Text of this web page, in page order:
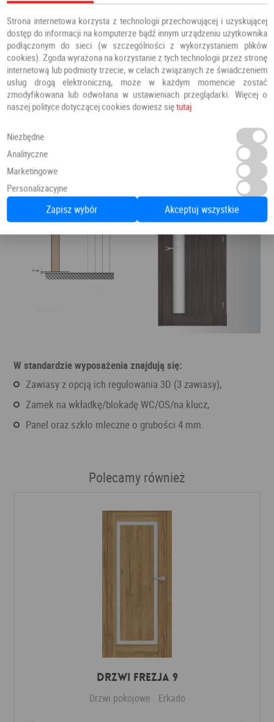
W standardzie wyposażenia znajdują się:
zawiasy z opcją ich regulowania 3D (3 zawiasy),
zamek na wkładkę/blokadę WC/OS/na klucz,
panel oraz szkło mleczne o grubości 4 mm.
Polecamy również
DRZWI FREZJA 9
Drzwi pokojowe Erkado
Strona internetowa korzysta z technologii przechowującej i uzyskującej
dostęp do informacji na komputerze bądź innym urządzeniu użytkownika
podłączonym do sieci (w szczególności z wykorzystaniem plików
cookies). Zgoda wyrażona na korzystanie z tych technologii przez stronę
internetową lub podmioty trzecie, w celach związanych ze świadczeniem
usług drogą elektroniczną, może w każdym momencie zostać
zmodyfikowana lub odwołana w ustawieniach przeglądarki. Więcej o
naszej polityce dotyczącej cookies dowiesz siętutaj
Niezbędne
Analityczne
Marketingowe
Personalizacyjne
Zapisz wybór Akceptuj wszystkie